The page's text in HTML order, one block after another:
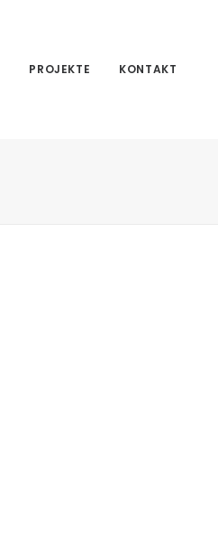
PROJEKTE KONTAKT